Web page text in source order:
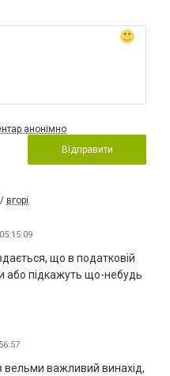
анонімно
Відправити
/ вгорі
що в податковiй
або підкажуть що-небудь
вельми важливий винахід,